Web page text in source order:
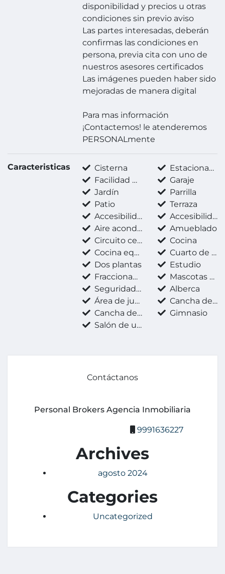
disponibilidad y precios u otras
condiciones sin previo aviso
Las partes interesadas, deberán
confirmas las condiciones en
persona, previa cita con uno de
nuestros asesores certificados
Las imágenes pueden haber sido
mejoradas de manera digital
Para mas información
¡Contactemos! le atenderemos
PERSONALmente
Caracteristicas Cisterna
Estacionamiento techado
Facilidad para estacionarse
Garaje
Jardín
Parrilla
Patio
Terraza
Accesibilidad para adultos mayores
Accesibilidad para personas con discapacidad
Aire acondicionado
Amueblado
Circuito cerrado
Cocina
Cocina equipada
Cuarto de servicio
Dos plantas
Estudio
Fraccionamiento privado
Mascotas permitidas
Seguridad 24 horas
Alberca
Área de juegos infantiles
Cancha de pádel
Cancha de tenis
Gimnasio
Salón de usos múltiples
Contáctanos
Personal Brokers Agencia Inmobiliaria
9991636227
Archives
agosto 2024
Categories
Uncategorized